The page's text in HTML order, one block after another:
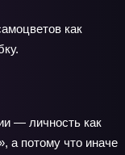
как
— личность как
а потому что иначе